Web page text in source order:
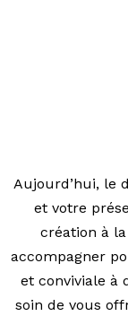
Aujourd’hui, le
et votre
création à
accompagner
et conviviale à
soin de vous